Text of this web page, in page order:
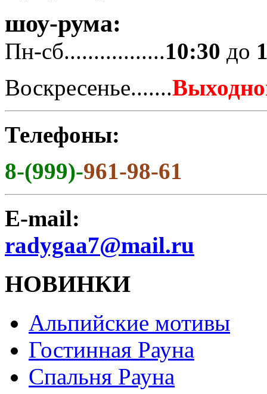
шоу-рума:
Пн-сб.................10:30 до
Воскресенье.......
Телефоны:
8-(999)-961-98-61
E-mail:
radygaa7@mail.ru
НОВИНКИ
Альпийские мотивы
Гостинная Рауна
Спальня Рауна